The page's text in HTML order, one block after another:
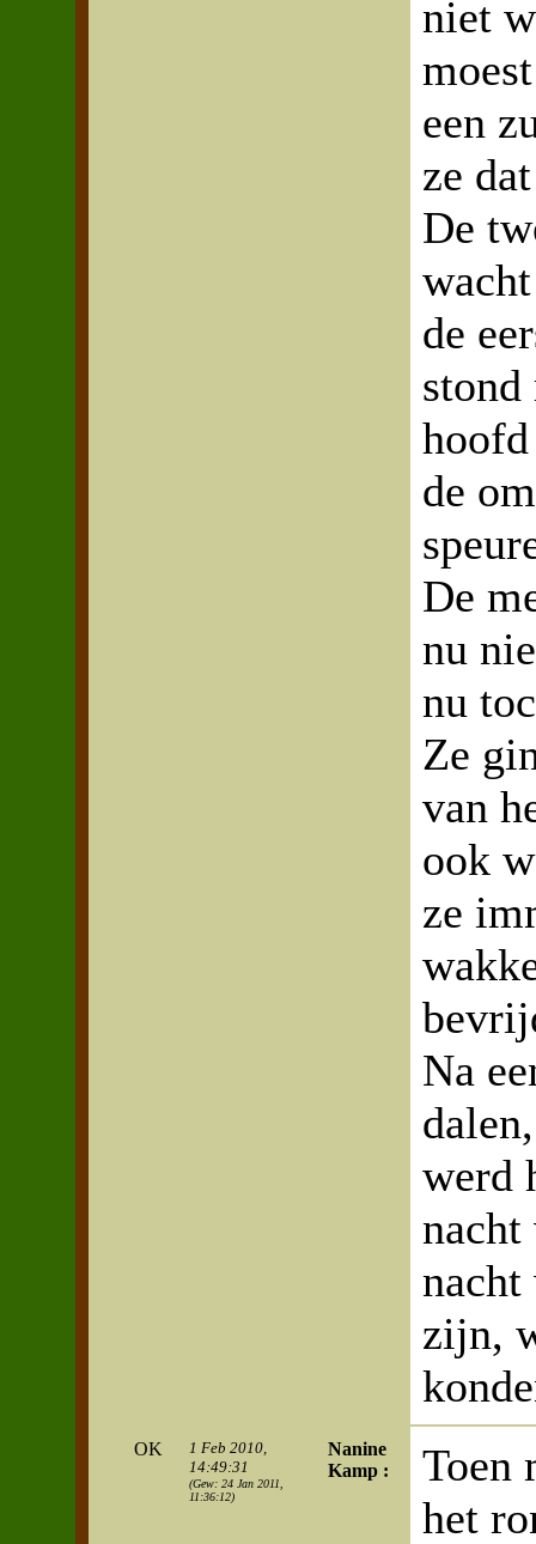
niet
een
ze
De
de
de
De
nu
nu
Ze
van
ook
ze
Na
werd
nacht
zijn,
OK
1 Feb 2010,
14:49:31
(Gew: 24 Jan 2011,
11:36:12)
Nanine
Kamp :
Toen
het